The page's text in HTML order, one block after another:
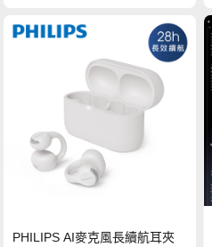
PHILIPS AI麥克風長續航耳夾